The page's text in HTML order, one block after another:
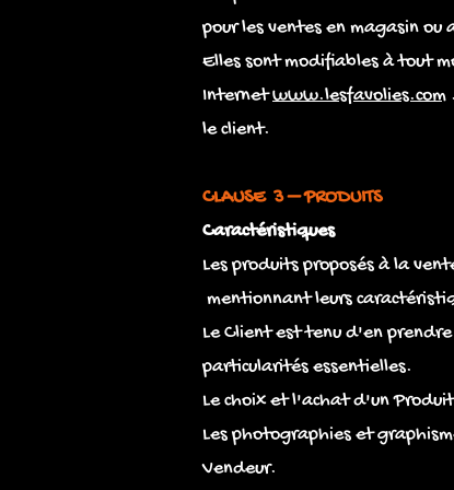
pour les ventes en magasin
Elles sont modifiables à tout
Internetwww.lesfavolies.com
le client.
CLAUSE 3 – PRODUITS
Caractéristiques
Les produits proposés à la
mentionnant leurs
Le Client est tenu d'en
particularités essentielles.
Le choix et l'achat d'un
Les photographies et
Vendeur.